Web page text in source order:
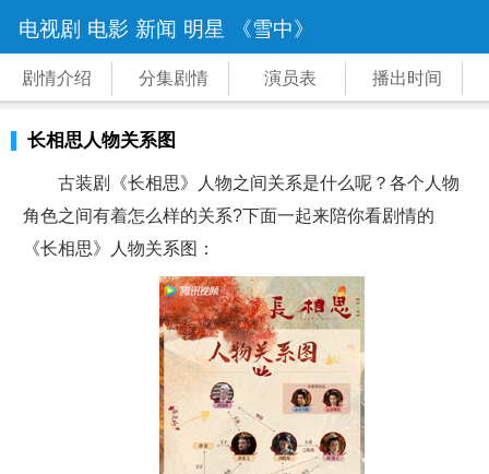
电视剧 电影 新闻 明星 《雪中》
剧情介绍 分集剧情 演员表 播出时间
长相思人物关系图
古装剧《长相思》人物之间关系是什么呢？各个人物
角色之间有着怎么样的关系?下面一起来陪你看剧情的
《长相思》人物关系图：